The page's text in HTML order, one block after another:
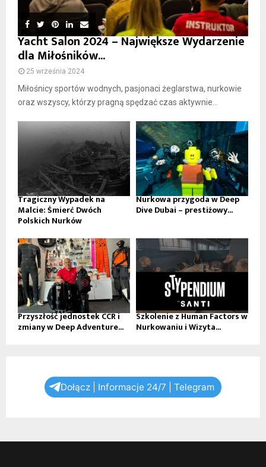
Yacht Salon 2024 – Największe Wydarzenie
dla Miłośników...
25 września 2024
Miłośnicy sportów wodnych, pasjonaci żeglarstwa, nurkowie
oraz wszyscy, którzy pragną spędzać czas aktywnie...
Tragiczny Wypadek na
Malcie: Śmierć Dwóch
Polskich Nurków
Nurkowa przygoda w Deep
Dive Dubai – prestiżowy...
Przyszłość jednostek CCR i
zmiany w Deep Adventure...
Szkolenie z Human Factors w
Nurkowaniu i Wizyta...
Dołącz | Informacje 24/7 | Telegram